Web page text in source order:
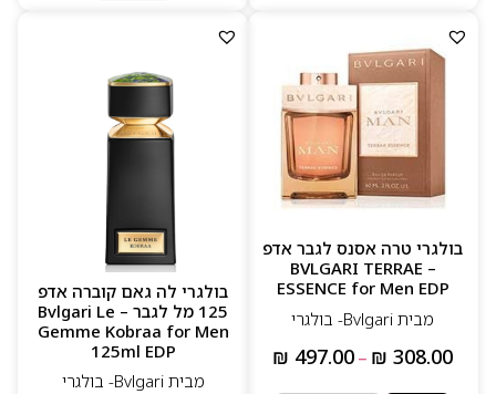
בולגרי טרה אסנס לגבר אדפ
– BVLGARI TERRAE
ESSENCE for Men EDP
מבית Bvlgari- בולגרי
₪ 308.00
–
₪ 497.00
בולגרי לה גאם קוברה אדפ
125 מל לגבר – Bvlgari Le
Gemme Kobraa for Men
125ml EDP
מבית Bvlgari- בולגרי